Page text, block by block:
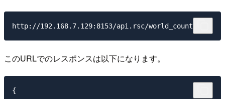
このURLでのレスポンスは以下になります。
{